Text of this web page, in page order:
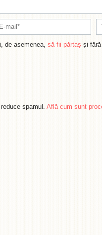
de asemenea, să fii părtaș și
spamul. Află cum sunt